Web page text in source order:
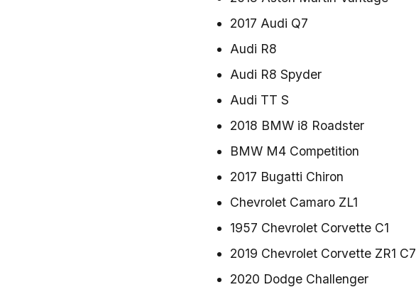
2017 Audi Q7
Audi R8
Audi R8 Spyder
Audi TT S
2018 BMW i8 Roadster
BMW M4 Competition
2017 Bugatti Chiron
Chevrolet Camaro ZL1
1957 Chevrolet Corvette C1
2019 Chevrolet Corvette ZR1 C7
2020 Dodge Challenger